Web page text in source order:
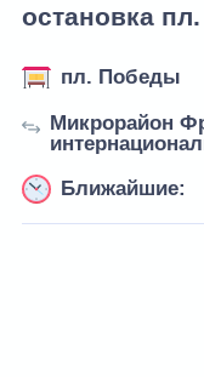
остановка
пл. Победы
Микрорайон
Ближайшие: